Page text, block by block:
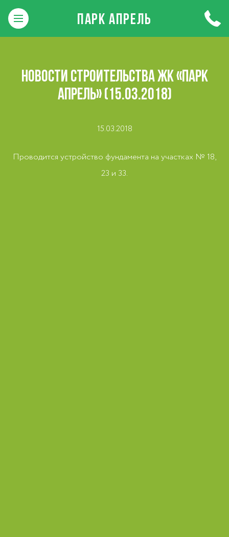
ПАРК АПРЕЛЬ
НОВОСТИ СТРОИТЕЛЬСТВА ЖК «ПАРК
АПРЕЛЬ» (15.03.2018)
15.03.2018
Проводится устройство фундамента на участках № 18,
23 и 33.